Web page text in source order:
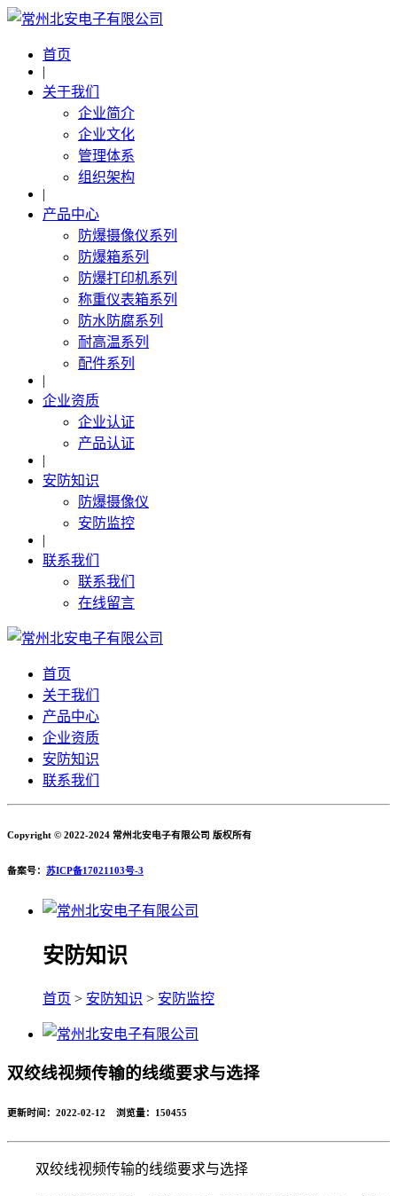
首页
|
关于我们
企业简介
企业文化
管理体系
组织架构
|
产品中心
防爆摄像仪系列
防爆箱系列
防爆打印机系列
称重仪表箱系列
防水防腐系列
耐高温系列
配件系列
|
企业资质
企业认证
产品认证
|
安防知识
防爆摄像仪
安防监控
|
联系我们
联系我们
在线留言
首页
关于我们
产品中心
企业资质
安防知识
联系我们
Copyright © 2022-2024 常州北安电子有限公司 版权所有
备案号： 苏ICP备17021103号-3
安防知识
首页 > 安防知识 > 安防监控
双绞线视频传输的线缆要求与选择
更新时间：2022-02-12 浏览量： 150455
双绞线视频传输的线缆要求与选择